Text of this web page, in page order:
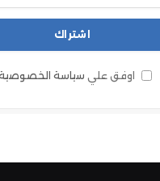
اوفق علي سياسة